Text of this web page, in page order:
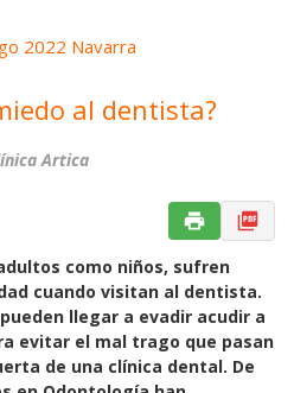
2022 Navarra
al dentista?
Artica
como niños, sufren
cuando visitan al dentista.
llegar a evadir acudir a
evitar el mal trago que pasan
de una clínica dental. De